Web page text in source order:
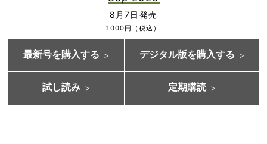
8月7日発売
1000円（税込）
最新号を購入する デジタル版を購入する
試し読み 定期購読